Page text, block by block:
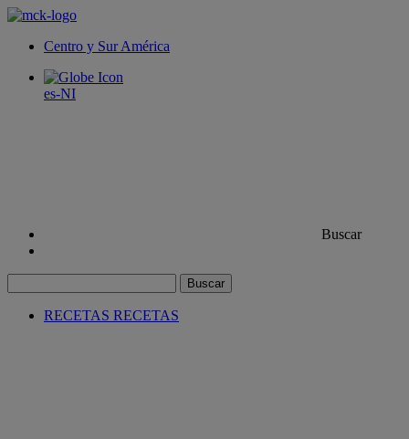
Centro y Sur América
es-NI
Buscar
Buscar
RECETAS RECETAS